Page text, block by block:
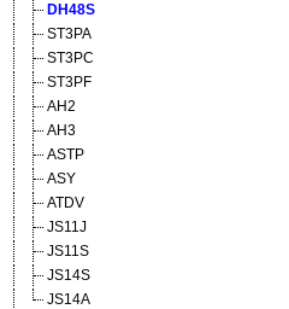
DH48S
ST3PA
ST3PC
ST3PF
AH2
AH3
ASTP
ASY
ATDV
JS11J
JS11S
JS14S
JS14A